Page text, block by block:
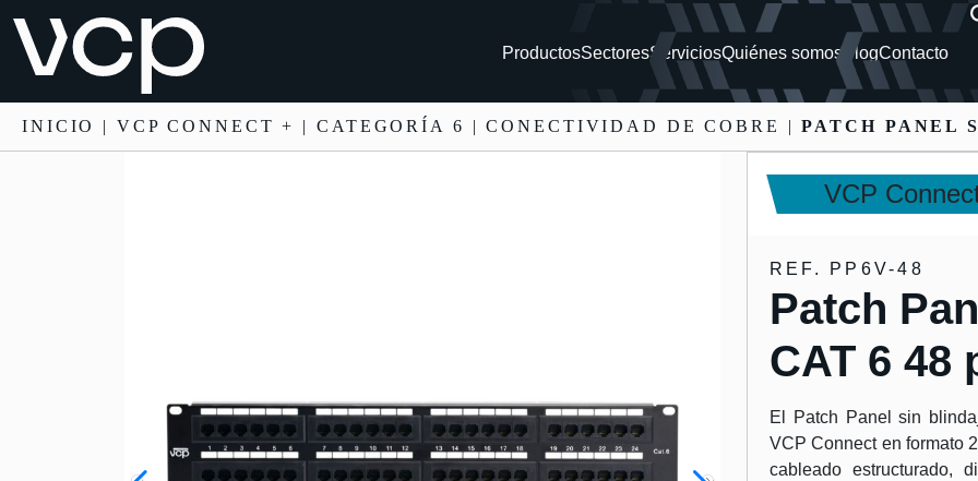
ProductosSectoresServiciosQuiénes somos BlogContacto
INICIO | VCP CONNECT + |CATEGORÍA 6 | CONECTIVIDAD DE COBRE |PATCH PANEL
VCP
REF. PP6V-48
Patch
CAT 6 48
El Patch Panel sin
VCP Connect en formato
cableado estructurado,